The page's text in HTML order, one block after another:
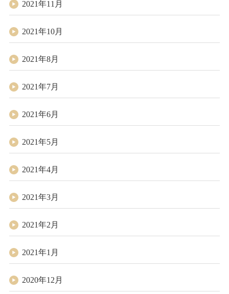
2021年11月
2021年10月
2021年8月
2021年7月
2021年6月
2021年5月
2021年4月
2021年3月
2021年2月
2021年1月
2020年12月